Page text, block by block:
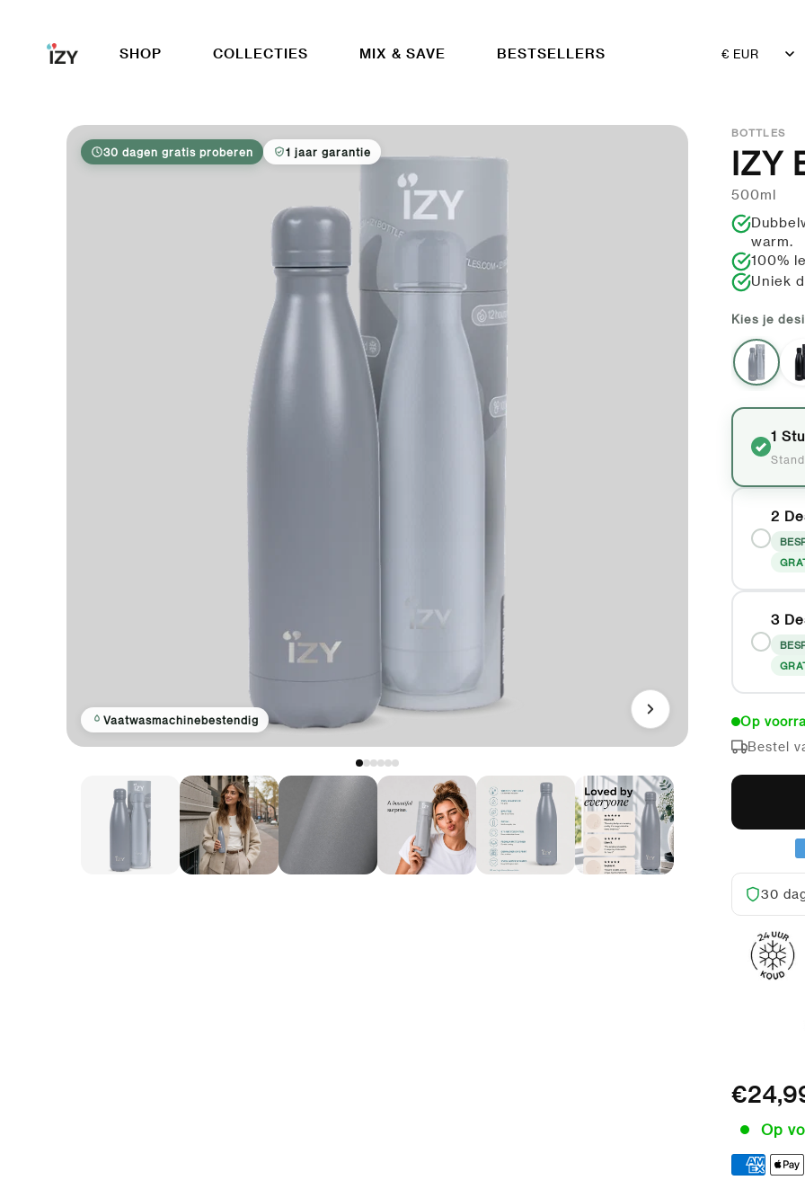
SHOP COLLECTIES MIX & SAVE BESTSELLERS Land/Regio
30 dagen gratis proberen 1 jaar garantie
Vaatwasmachinebestendig
BOTTLES
IZY
500ml
warm.
100%
Uniek
Kies je
1
2
3
Op
Bestel
30
Op